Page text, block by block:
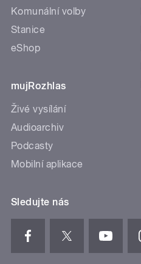
Komunální volby
Stanice
eShop
mujRozhlas
Živé vysílání
Audioarchiv
Podcasty
Mobilní aplikace
Sledujte nás